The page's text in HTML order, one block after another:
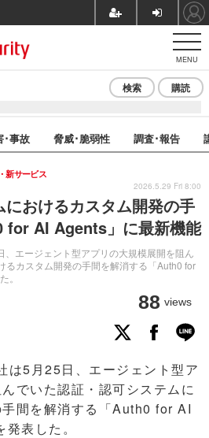
MENU
検索 購読
･事故 脅威･脆弱性 調査･報告
おけるカスタム開発の手
for AI Agents」に最新機能
エージェント型アプリの大規模展開を阻ん
るカスタム開発の手間を解消する「Auth0 for
。
新サービス
88 views
2026.5.29 Fri 8:00
5月25日、エージェント型ア
でいた認証・認可システムに
間を解消する「Auth0 for AI
表した。